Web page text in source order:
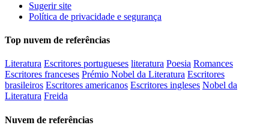
Sugerir site
Política de privacidade e segurança
Top nuvem de referências
Literatura Escritores portugueses literatura Poesia Romances
Escritores franceses Prémio Nobel da Literatura Escritores
brasileiros Escritores americanos Escritores ingleses Nobel da
Literatura Freida
Nuvem de referências